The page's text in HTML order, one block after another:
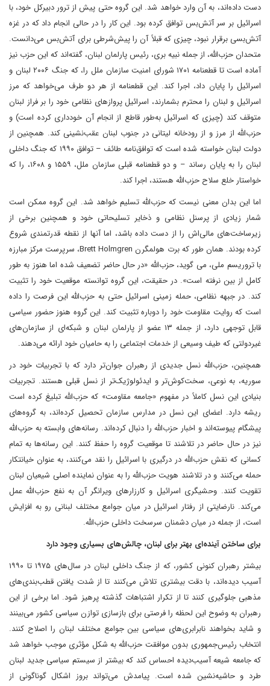
دست داده‌اند، به آن وارد خواهد شد. این گروه حتی پیش از ترور دبیرکل خود، با
اسرائیل بر سر آتش‌بس توافق کرده بود. این کار را در حالی انجام داد که در غزه
آتش‌بسی برقرار نبود، چیزی که قبلاً آن را پیش‌شرطی برای آتش‌بس می‌دانست.
متحدان حزب‌الله، از جمله نبیه بری، رئیس پارلمان لبنان، گفته‌اند که این حزب نیز
آماده است تا قطعنامه ۱۷۰۱ شورای امنیت سازمان ملل را، که جنگ ۲۰۰۶ لبنان و
اسرائیل را پایان داد، اجرا کند. این قطعنامه از هر دو طرف می‌خواهد که مرز
اسرائیل و لبنان را محترم بشمارند، اسرائیل پروازهای نظامی خود را بر فراز لبنان
متوقف کند (چیزی که اسرائیل به‌طور قاطع از انجام آن خودداری کرده است) و
حزب‌الله از مرز و از رودخانه لیتانی در جنوب لبنان عقب‌نشینی کند. همچنین از
دولت لبنان خواسته شده است که توافق‌نامه طائف – توافق ۱۹۹۰ که جنگ داخلی
لبنان را به پایان رساند – و دو قطعنامه قبلی سازمان ملل، ۱۵۵۹ و ۱۶۰۸، را که
خواستار خلع سلاح حزب‌الله هستند، اجرا کند.
اما این بدان معنی نیست که حزب‌الله تسلیم خواهد شد. این گروه ممکن است
شمار زیادی از پرسنل نظامی و ذخایر تسلیحاتی خود و همچنین برخی از
زیرساخت‌های مالی‌اش را از دست داده باشد، اما آنها از نقطه قدرتمندی شروع
کرده بودند. همان طور که برت هولمگرن Brett Holmgren، سرپرست مرکز مبارزه
با تروریسم ملی، می گوید، حزب‌الله «در حال حاضر تضعیف شده اما هنوز به طور
کامل از بین نرفته است». در حقیقت، این گروه توانسته موقعیت خود را تثبیت
کند. در جبهه نظامی، حمله زمینی اسرائیل حتی به حزب‌الله این فرصت را داده
است که روایت مقاومت خود را دوباره تثبیت کند. این گروه هنوز حضور سیاسی
قابل توجهی دارد، از جمله ۱۳ عضو از پارلمان لبنان و شبکه‌ای از سازمان‌های
غیردولتی که طیف وسیعی از خدمات اجتماعی را به حامیان خود ارائه می‌دهند.
همچنین، حزب‌الله نسل جدیدی از رهبران جوان‌تر دارد که با تجربیات خود در
سوریه، به نوعی، سخت‌کوش‌تر و ایدئولوژیک‌تر از نسل قبلی هستند. تجربیات
بنیادی این نسل کاملاً در مفهوم «جامعه مقاومت» که حزب‌الله تبلیغ کرده است
ریشه دارد. اعضای این نسل در مدارس سازمان تحصیل کرده‌اند، به گروه‌های
پیشگام پیوسته‌اند و اخبار حزب‌الله را دنبال کرده‌اند. رسانه‌های وابسته به حزب‌الله
نیز در حال حاضر در تلاشند تا موقعیت گروه را حفظ کنند. این رسانه‌ها به تمام
کسانی که نقش حزب‌الله در درگیری با اسرائیل را نقد می‌کنند، به عنوان خیانتکار
حمله می‌کنند و در تلاشند هویت حزب‌الله را به عنوان نماینده اصلی شیعیان لبنان
تقویت کنند. وحشیگری اسرائیل و کارزار‌های ویرانگر آن به نفع حزب‌الله عمل
می‌کند. نارضایتی از رفتار اسرائیل در میان جوامع مختلف لبنانی رو به افزایش
است، از جمله در میان دشمنان سرسخت داخلی حزب‌الله.
برای ساختن آینده‌ای بهتر برای لبنان، چالش‌های بسیاری وجود دارد
بیشتر رهبران کنونی کشور، که از جنگ داخلی لبنان در سال‌های ۱۹۷۵ تا ۱۹۹۰
آسیب دیده‌اند، با دقت بیشتری تلاش می‌کنند تا از شدت یافتن قطب‌بندی‌های
مذهبی جلوگیری کنند تا از تکرار اشتباهات گذشته پرهیز شود. اما برخی از این
رهبران به وضوح این لحظه را فرصتی برای بازسازی توازن سیاسی کشور می‌بینند
و شاید بخواهند نابرابری‌های سیاسی بین جوامع مختلف لبنان را اصلاح کنند.
انتخاب رئیس‌جمهوری بدون موافقت حزب‌الله به شکل مؤثری موجب خواهد شد
که جامعه شیعه آسیب‌دیده احساس کند که بیشتر از سیستم سیاسی جدید لبنان
طرد و حاشیه‌نشین شده است. پیامدش می‌تواند بروز اشکال گوناگونی از